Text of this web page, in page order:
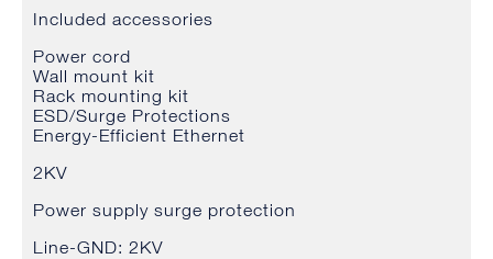
Included accessories
Power cord
Wall mount kit
Rack mounting kit
ESD/Surge Protections
Energy-Efficient Ethernet
2KV
Power supply surge protection
Line-GND: 2KV